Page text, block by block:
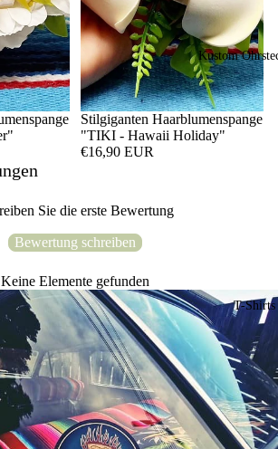
Kustom
T-Shirts
Stilgiganten Haarblumenspange
"TIKI - Hawaii Holiday"
€16,90 EUR
Sie die erste Bewertung
Bewertung schreiben
Keine Elemente gefunden